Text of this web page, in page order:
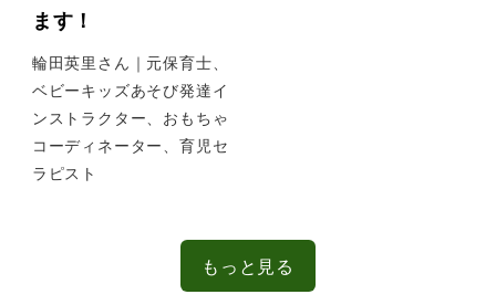
ます！
輪田英里さん｜元保育士、
ベビーキッズあそび発達イ
ンストラクター、おもちゃ
コーディネーター、育児セ
ラピスト
もっと見る